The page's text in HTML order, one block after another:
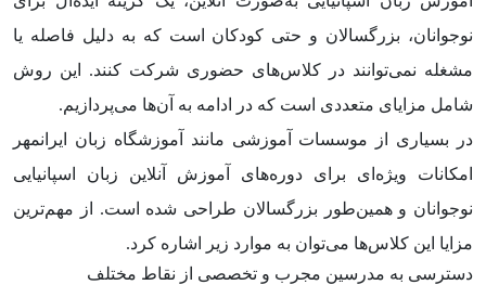
نوجوانان، بزرگسالان و حتی کودکان است که به دلیل فاصله یا
مشغله نمی‌توانند در کلاس‌های حضوری شرکت کنند. این روش
شامل مزایای متعددی است که در ادامه به آن‌ها می‌پردازیم.
در بسیاری از موسسات آموزشی مانند آموزشگاه زبان ایرانمهر
امکانات ویژه‌ای برای دوره‌های آموزش آنلاین زبان اسپانیایی
نوجوانان و همین‌طور بزرگسالان طراحی شده است. از مهم‌ترین
مزایا این کلاس‌ها می‌توان به موارد زیر اشاره کرد.
دسترسی به مدرسین مجرب و تخصصی از نقاط مختلف